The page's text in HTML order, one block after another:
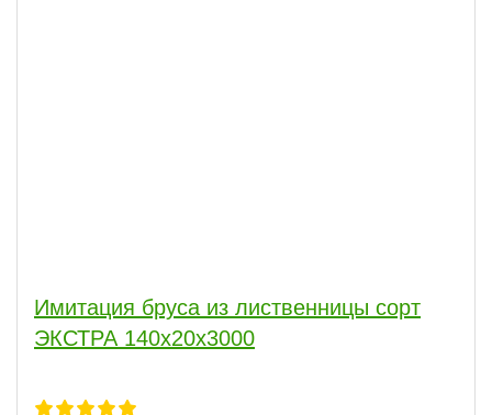
Имитация бруса из лиственницы сорт
ЭКСТРА 140x20x3000